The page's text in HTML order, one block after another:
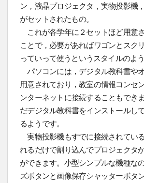
ン，液晶プロジェクタ，実物投影機
がセットされたもの。
これが各学年に２セットほど用意
ことで，必要があればワゴンとスク
っていって使うというスタイルのよう
パソコンには，デジタル教科書や
用意されており，教室の情報コンセ
ンターネットに接続することもでき
だデジタル教科書をインストールし
るようです。
実物投影機もすでに接続されてい
れるだけで割り込んでプロジェクタ
ができます。小型シンプルな機種な
ズボタンと画像保存シャッターボタ